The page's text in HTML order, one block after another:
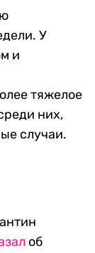
У
и
тяжелое
них,
случаи.
об